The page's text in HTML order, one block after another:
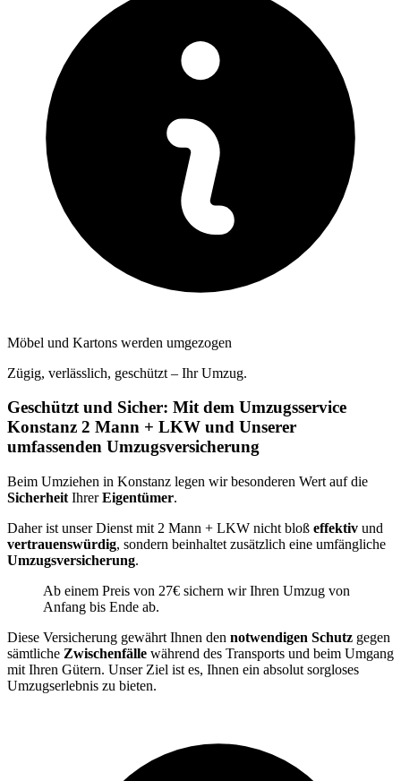
Möbel und Kartons werden umgezogen
Zügig, verlässlich, geschützt – Ihr Umzug.
Geschützt und Sicher: Mit dem Umzugsservice
Konstanz 2 Mann + LKW und Unserer
umfassenden Umzugsversicherung
Beim Umziehen in Konstanz legen wir besonderen Wert auf die
Sicherheit IhrerEigentümer.
Daher ist unser Dienst mit 2 Mann + LKW nicht bloß effektiv und
vertrauenswürdig, sondern beinhaltet zusätzlich eine umfängliche
Umzugsversicherung.
Ab einem Preis von 27€ sichern wir Ihren Umzug von
Anfang bis Ende ab.
Diese Versicherung gewährt Ihnen den notwendigen Schutz gegen
sämtliche Zwischenfälle während des Transports und beim Umgang
mit Ihren Gütern. Unser Ziel ist es, Ihnen ein absolut sorgloses
Umzugserlebnis zu bieten.